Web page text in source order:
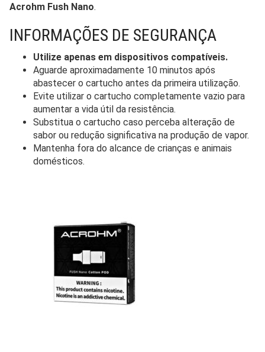
Acrohm Fush Nano.
INFORMAÇÕES DE SEGURANÇA
Utilize apenas em dispositivos compatíveis.
Aguarde aproximadamente 10 minutos após
abastecer o cartucho antes da primeira utilização.
Evite utilizar o cartucho completamente vazio para
aumentar a vida útil da resistência.
Substitua o cartucho caso perceba alteração de
sabor ou redução significativa na produção de vapor.
Mantenha fora do alcance de crianças e animais
domésticos.